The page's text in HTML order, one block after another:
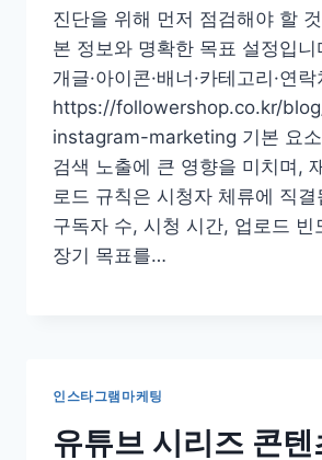
진단을 위해 먼저 점검해야 할
본 정보와 명확한 목표 설정입니
개글·아이콘·배너·카테고리·연
https://followershop.co.kr/
instagram-marketing 기본 요
검색 노출에 큰 영향을 미치며,
로드 규칙은 시청자 체류에 직
구독자 수, 시청 시간, 업로드 빈
장기 목표를…
인스타그램마케팅
유튜브 시리즈 콘